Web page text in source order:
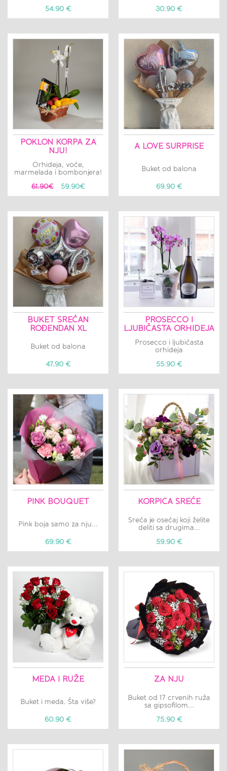
54.90 €
30.90 €
POKLON KORPA ZA
NJU!
Orhideja, voće,
marmelada i bombonjera!
61.90€
59.90€
A LOVE SURPRISE
Buket od balona
69.90 €
BUKET SREĆAN
ROĐENDAN XL
Buket od balona
47.90 €
PROSECCO I
LJUBIČASTA ORHIDEJA
Prosecco i ljubičasta
orhideja
55.90 €
PINK BOUQUET
Pink boja samo za nju...
69.90 €
KORPICA SREĆE
Sreća je osećaj koji želite
deliti sa drugima...
59.90 €
MEDA I RUŽE
Buket i meda. Šta više?
60.90 €
ZA NJU
Buket od 17 crvenih ruža
sa gipsofilom...
75.90 €